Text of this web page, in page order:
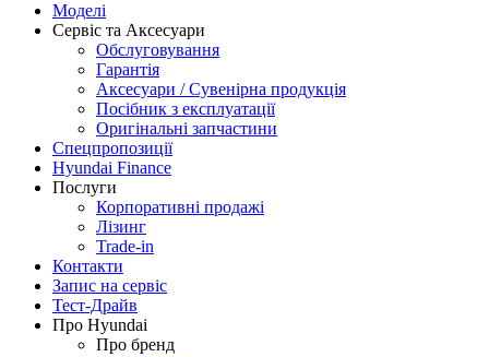
Моделі
Сервіс та Аксесуари
Обслуговування
Гарантія
Аксесуари / Сувенірна продукція
Посібник з експлуатації
Оригінальні запчастини
Спецпропозиції
Hyundai Finance
Послуги
Корпоративні продажі
Лізинг
Trade-in
Контакти
Запис на сервіс
Тест-Драйв
Про Hyundai
Про бренд